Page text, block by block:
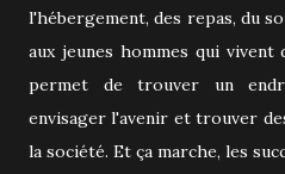
l'hébergement, des repas, du
aux jeunes hommes qui
permet de trouver un
envisager l'avenir et trouver
la société. Et ça marche, les